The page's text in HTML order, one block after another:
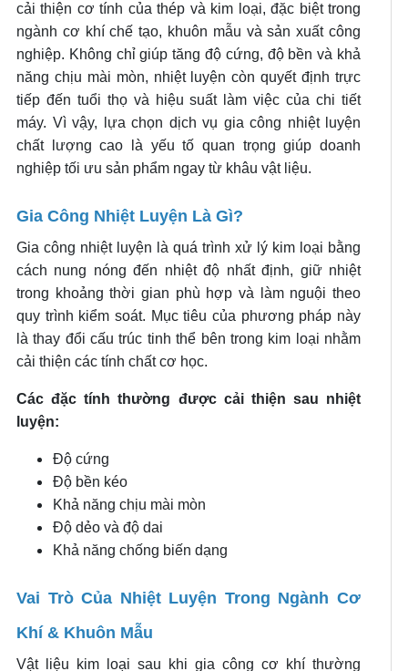
cải thiện cơ tính của thép và kim loại, đặc biệt trong
ngành cơ khí chế tạo, khuôn mẫu và sản xuất công
nghiệp. Không chỉ giúp tăng độ cứng, độ bền và khả
năng chịu mài mòn, nhiệt luyện còn quyết định trực
tiếp đến tuổi thọ và hiệu suất làm việc của chi tiết
máy. Vì vậy, lựa chọn dịch vụ gia công nhiệt luyện
chất lượng cao là yếu tố quan trọng giúp doanh
nghiệp tối ưu sản phẩm ngay từ khâu vật liệu.
Gia Công Nhiệt Luyện Là Gì?
Gia công nhiệt luyện là quá trình xử lý kim loại bằng
cách nung nóng đến nhiệt độ nhất định, giữ nhiệt
trong khoảng thời gian phù hợp và làm nguội theo
quy trình kiểm soát. Mục tiêu của phương pháp này
là thay đổi cấu trúc tinh thể bên trong kim loại nhằm
cải thiện các tính chất cơ học.
Các đặc tính thường được cải thiện sau nhiệt
luyện:
Độ cứng
Độ bền kéo
Khả năng chịu mài mòn
Độ dẻo và độ dai
Khả năng chống biến dạng
Vai Trò Của Nhiệt Luyện Trong Ngành Cơ
Khí & Khuôn Mẫu
Vật liệu kim loại sau khi gia công cơ khí thường